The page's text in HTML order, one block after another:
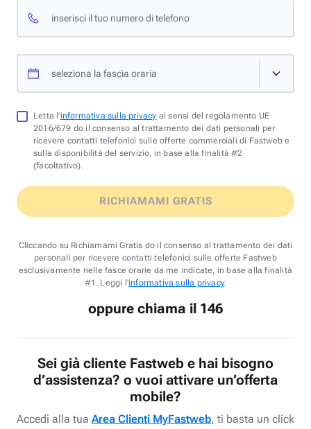
inserisci il tuo numero di telefono
seleziona la fascia oraria
Letta l'informativa sulla privacy ai sensi del regolamento UE
2016/679 do il consenso al trattamento dei dati personali per
ricevere contatti telefonici sulle offerte commerciali di Fastweb e
sulla disponibilità del servizio, in base alla finalità #2
(facoltativo).
RICHIAMAMI GRATIS
Cliccando su Richiamami Gratis do il consenso al trattamento dei dati
personali per ricevere contatti telefonici sulle offerte Fastweb
esclusivamente nelle fasce orarie da me indicate, in base alla finalità
#1. Leggi l'informativa sulla privacy.
oppure chiama il 146
Sei già cliente Fastweb e hai bisogno
d’assistenza? o vuoi attivare un’offerta
mobile?
Accedi alla tua Area Clienti MyFastweb, ti basta un click